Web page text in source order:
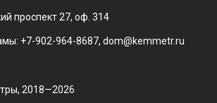
проспект 27, оф. 314
+7-902-964-8687, dom@kemmetr.ru
2018—2026